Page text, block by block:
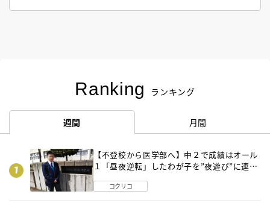
Ranking ランキング
週間 月間
【不登校から医学部へ】中２で成績はオール
１「昼夜逆転」したわが子を”夜遊び”に連れ
コクリコ